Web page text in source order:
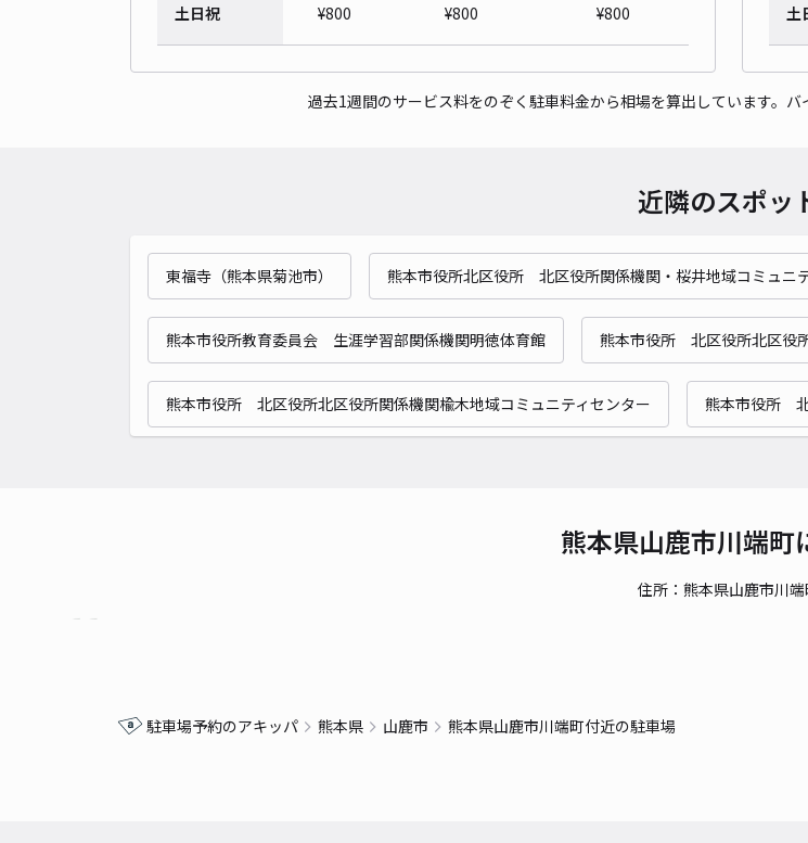
土日祝 ¥800 ¥800 ¥800 土
過去1週間のサービス料をのぞく駐車料金から相場を算出しています。バ
近隣のスポッ
東福寺（熊本県菊池市） 熊本市役所北区役所 北区役所関係機関・桜井地域コミュニ
熊本市役所教育委員会 生涯学習部関係機関明徳体育館 熊本市役所 北区役所北区役
熊本市役所 北区役所北区役所関係機関楡木地域コミュニティセンター 熊本市役所 北
熊本県山鹿市川端町
住所：熊本県山鹿市川端
駐車場予約のアキッパ 熊本県 山鹿市 熊本県山鹿市川端町付近の駐車場